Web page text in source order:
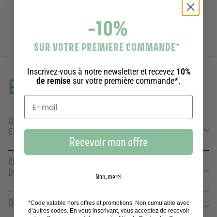
En savoir plus
QUELLE EST LA DIFFÉRENCE ENTRE UN SAVON SOLIDE
ET UN SAVON LIQUIDE ?
COMBIEN DE TEMPS DURE UN SAVON SOLIDE PANIER
DES SENS ?
QUELS PARFUMS PROPOSEZ-VOUS ?
-10%
SUR VOTRE PREMIERE COMMANDE*
Inscrivez-vous à notre newsletter et recevez 10%
de remise sur votre première commande*.
Recevoir mon offre
Non, merci
*Code valable hors offres et promotions. Non cumulable avec
d’autres codes. En vous inscrivant, vous acceptez de recevoir